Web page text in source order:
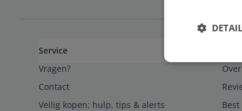
Service
Vragen?
Contact
Veilig kopen; hulp, tips & alerts